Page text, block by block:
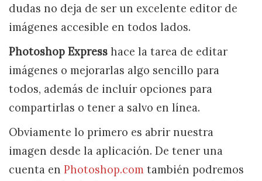
dudas no deja de ser un excelente editor de
imágenes accesible en todos lados.
Photoshop Express hace la tarea de editar
imágenes o mejorarlas algo sencillo para
todos, además de incluír opciones para
compartirlas o tener a salvo en línea.
Obviamente lo primero es abrir nuestra
imagen desde la aplicación. De tener una
cuenta en Photoshop.com también podremos